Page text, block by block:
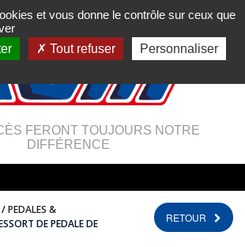
FERONT TOUJOURS NOTRE
DIFFÉRENCE
/PEDALES &
DE PEDALE DE
RETOUR
et vous donne le contrôle sur ceux que
Tout refuser Personnaliser